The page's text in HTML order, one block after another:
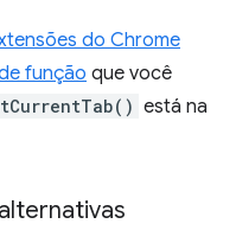
do Chrome
função que você
está na